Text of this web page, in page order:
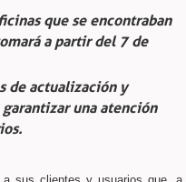
que se encontraban
a partir del 7 de
de actualización y
una atención